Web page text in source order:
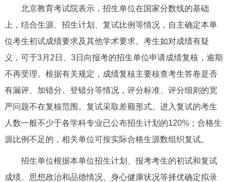
决策公开 专题公开
政务服务
个人服务 法人服务 部门服务
便民服务 利企服务 投资项目
中介服务 阳光政务
政民互动
北京教育考试院表示，招生单位在国家分数线的基础
上，结合生源、招生计划、复试比例等情况，自主确定本单
位考生初试成绩要求及其他学术要求。考生如对成绩有疑
义，可于3月2日、3日向报考的招生单位申请成绩复核，逾期
不再受理。根据有关规定，成绩复核主要核查考生答卷是否
有漏评、加错分、登错分等情况，评分标准、评分细则的宽
严问题不在复核范围。复试采取差额形式。进入复试的考生
人数一般不少于各学科专业已公布招生计划的120%；合格生
源比例不足的，相关单位可按实际合格生源数组织复试。
招生单位根据本单位招生计划、报考考生的初试和复试
成绩、思想政治和品德情况、身心健康状况等择优确定拟录